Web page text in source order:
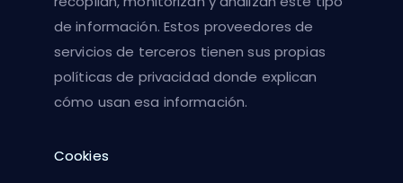
de información. Estos proveedores de
servicios de terceros tienen sus propias
políticas de privacidad donde explican
cómo usan esa información.
Cookies